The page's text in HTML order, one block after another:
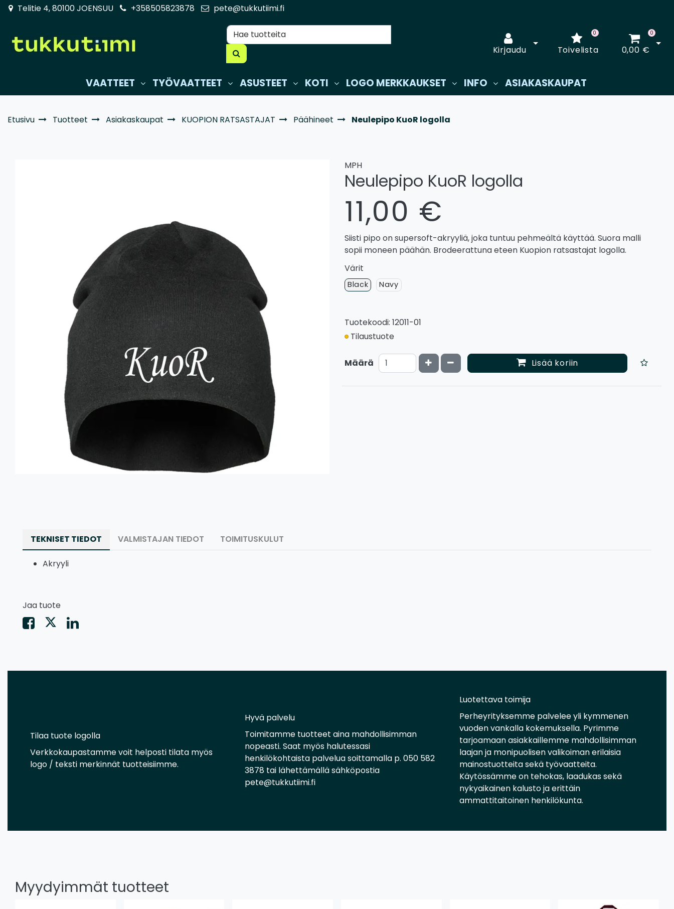
Siirry pääsisältöön
Telitie 4, 80100 JOENSUU +358505823878 pete@tukkutiimi.fi
Kirjaudu
Avaa kirjautuminen
Toivelista
0 0
0,00 €
VAATTEET TYÖVAATTEET ASUSTEET KOTI LOGO MERKKAUKSET INFO ASIAKASKAUPAT
Etusivu Tuotteet Asiakaskaupat KUOPION RATSASTAJAT Päähineet Neulepipo KuoR logolla
MPH
Neulepipo KuoR logolla
11,00 €
Siisti pipo on supersoft-akryyliä, joka tuntuu pehmeältä käyttää. Suora malli
sopii moneen päähän. Brodeerattuna eteen Kuopion ratsastajat logolla.
Värit
Black Navy
Tuotekoodi: 12011-01
Tilaustuote
Määrä Kasvata määrää
Vähennä määrää Lisää koriin
TEKNISET TIEDOT VALMISTAJAN TIEDOT TOIMITUSKULUT
Akryyli
Jaa tuote
Tilaa tuote logolla
Verkkokaupastamme voit helposti tilata myös
logo / teksti merkinnät tuotteisiimme.
Hyvä palvelu
Toimitamme tuotteet aina mahdollisimman
nopeasti. Saat myös halutessasi
henkilökohtaista palvelua soittamalla p. 050 582
3878 tai lähettämällä sähköpostia
pete@tukkutiimi.fi
Luotettava toimija
Perheyrityksemme palvelee yli kymmenen
vuoden vankalla kokemuksella. Pyrimme
tarjoamaan asiakkaillemme mahdollisimman
laajan ja monipuolisen valikoiman erilaisia
mainostuotteita sekä työvaatteita.
Käytössämme on tehokas, laadukas sekä
nykyaikainen kalusto ja erittäin
ammattitaitoinen henkilökunta.
Myydyimmät tuotteet